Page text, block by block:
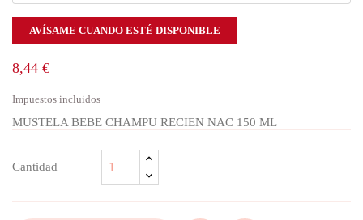
AVÍSAME CUANDO ESTÉ DISPONIBLE
8,44 €
Impuestos incluidos
MUSTELA BEBE CHAMPU RECIEN NAC 150 ML
Cantidad